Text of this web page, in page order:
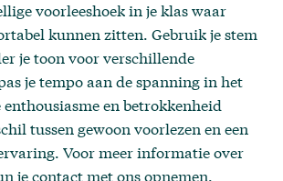
voorleeshoek in je klas waar
kunnen zitten. Gebruik je stem
je toon voor verschillende
je tempo aan de spanning in het
en betrokkenheid
tussen gewoon voorlezen en een
Voor meer informatie over
jecontactmet ons opnemen.